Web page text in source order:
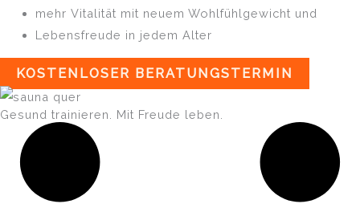
mehr Vitalität mit neuem Wohlfühlgewicht und
Lebensfreude in jedem Alter
KOSTENLOSER BERATUNGSTERMIN
Gesund trainieren. Mit Freude leben.